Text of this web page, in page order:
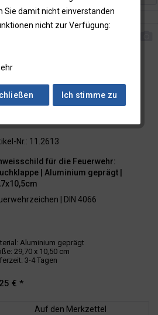
29,70 x 10,50 cm
Nr.: 11.2613
für die Feuerwehr:
| Aluminium geprägt |
| DIN 4066
Aluminium geprägt
29,70 x 10,50 cm
3-4 Tagen
€ *
Auf den Merkzettel
Sie damit nicht einverstanden
nicht zur Verfügung:
Ich stimme zu